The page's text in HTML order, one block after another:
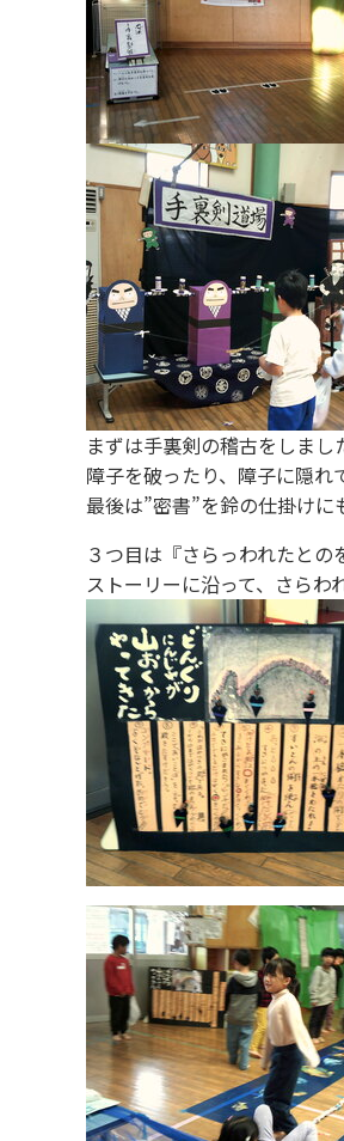
まずは手裏剣の稽古をしまし
障子を破ったり、障子に隠
最後は”密書”を鈴の仕掛け
３つ目は『さらっわれたとの
ストーリーに沿って、さらわ